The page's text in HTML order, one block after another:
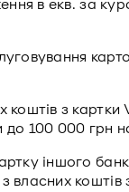
в екв. за
коштів з
100 000 грн на
іншого
власних коштів